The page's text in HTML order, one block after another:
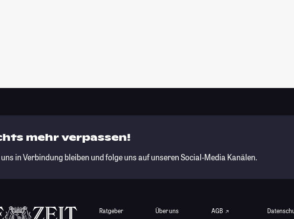
mehr verpassen!
in Verbindung bleiben und folge uns auf unseren Social-Media Kanälen.
Ratgeber Über uns AGB